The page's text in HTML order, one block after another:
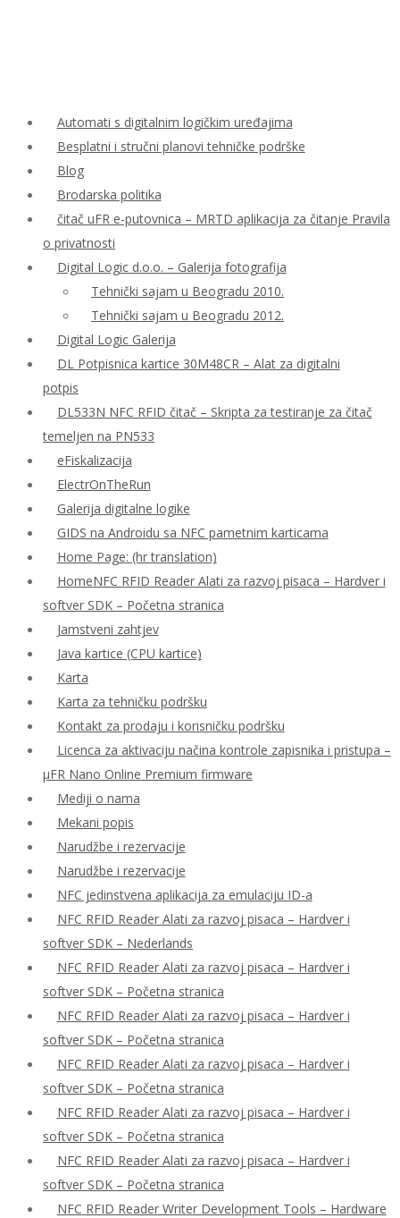
Automati s digitalnim logičkim uređajima
Besplatni i stručni planovi tehničke podrške
Blog
Brodarska politika
čitač uFR e-putovnica – MRTD aplikacija za čitanje Pravila
o privatnosti
Digital Logic d.o.o. – Galerija fotografija
Tehnički sajam u Beogradu 2010.
Tehnički sajam u Beogradu 2012.
Digital Logic Galerija
DL Potpisnica kartice 30M48CR – Alat za digitalni
potpis
DL533N NFC RFID čitač – Skripta za testiranje za čitač
temeljen na PN533
eFiskalizacija
ElectrOnTheRun
Galerija digitalne logike
GIDS na Androidu sa NFC pametnim karticama
Home Page: (hr translation)
HomeNFC RFID Reader Alati za razvoj pisaca – Hardver i
softver SDK – Početna stranica
Jamstveni zahtjev
Java kartice (CPU kartice)
Karta
Karta za tehničku podršku
Kontakt za prodaju i korisničku podršku
Licenca za aktivaciju načina kontrole zapisnika i pristupa –
μFR Nano Online Premium firmware
Mediji o nama
Mekani popis
Narudžbe i rezervacije
Narudžbe i rezervacije
NFC jedinstvena aplikacija za emulaciju ID-a
NFC RFID Reader Alati za razvoj pisaca – Hardver i
softver SDK – Nederlands
NFC RFID Reader Alati za razvoj pisaca – Hardver i
softver SDK – Početna stranica
NFC RFID Reader Alati za razvoj pisaca – Hardver i
softver SDK – Početna stranica
NFC RFID Reader Alati za razvoj pisaca – Hardver i
softver SDK – Početna stranica
NFC RFID Reader Alati za razvoj pisaca – Hardver i
softver SDK – Početna stranica
NFC RFID Reader Alati za razvoj pisaca – Hardver i
softver SDK – Početna stranica
NFC RFID Reader Writer Development Tools – Hardware